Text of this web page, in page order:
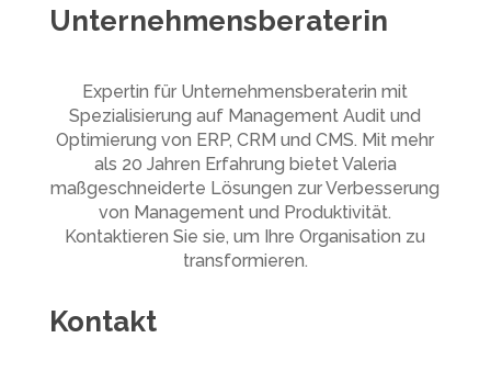
Unternehmensberaterin
Expertin für Unternehmensberaterin mit
Spezialisierung auf Management Audit und
Optimierung von ERP, CRM und CMS. Mit mehr
als 20 Jahren Erfahrung bietet Valeria
maßgeschneiderte Lösungen zur Verbesserung
von Management und Produktivität.
Kontaktieren Sie sie, um Ihre Organisation zu
transformieren.
Kontakt